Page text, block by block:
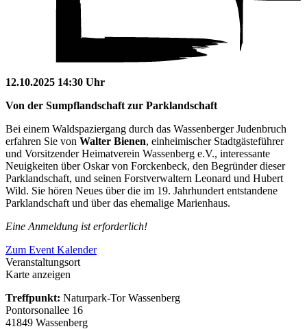
12.10.2025 14:30 Uhr
Von der Sumpflandschaft zur Parklandschaft
Bei einem Waldspaziergang durch das Wassenberger Judenbruch
erfahren Sie von Walter Bienen, einheimischer Stadtgästeführer
und Vorsitzender Heimatverein Wassenberg e.V., interessante
Neuigkeiten über Oskar von Forckenbeck, den Begründer dieser
Parklandschaft, und seinen Forstverwaltern Leonard und Hubert
Wild. Sie hören Neues über die im 19. Jahrhundert entstandene
Parklandschaft und über das ehemalige Marienhaus.
Eine Anmeldung ist erforderlich!
Zum Event Kalender
Veranstaltungsort
Karte anzeigen
Treffpunkt: Naturpark-Tor Wassenberg
Pontorsonallee 16
41849 Wassenberg